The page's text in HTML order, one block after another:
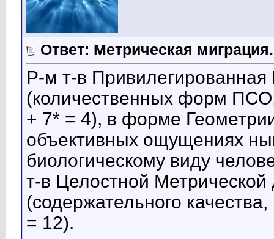
Ответ: Метрическая миграция.
Р-м т-в Привилегированная
(количественных форм
+ 7* = 4), в форме
объективных ощущениях
биологическому виду
т-в Целостной Метрической
(содержательного
= 12).